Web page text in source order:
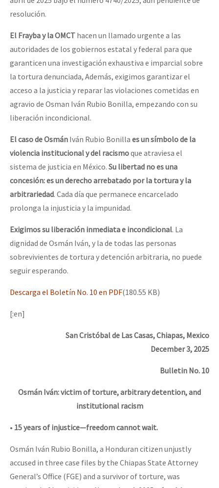
resolución.
El Frayba y la OMCT hacen un llamado urgente a las
autoridades de los gobiernos estatal y federal para que
garanticen una investigación exhaustiva e imparcial sobre
la tortura denunciada, Además, exigimos garantizar el
acceso a la justicia y reparar las violaciones cometidas en
agravio de Osman Iván Rubio Bonilla, empezando con su
liberación incondicional.
El caso de Osmán Iván Rubio Bonilla es un símbolo de la
violencia institucional y del racismoque atraviesa el
sistema de justicia en México. Su libertad no es una
concesión: es un derecho arrebatado por la tortura y la
arbitrariedad. Cada día que permanece encarcelado
prolonga la injusticia y la impunidad.
Exigimos su liberación inmediata e incondicional. La
dignidad de Osmán Iván, y la de todas las personas
sobrevivientes de tortura y detención arbitraria, no puede
seguir esperando.
Descarga el Boletín No. 10 en PDF(180.55 KB)
[:en]
San Cristóbal de Las Casas, Chiapas, Mexico
December 3, 2025
Bulletin No. 10
Osmán Iván: victim of torture, arbitrary detention, and
institutional racism
• 15 years of injustice—freedom cannot wait.
Osmán Iván Rubio Bonilla, a Honduran citizen unjustly
accused in three case files by the Chiapas State Attorney
General’s Office (FGE) and a survivor of torture, was